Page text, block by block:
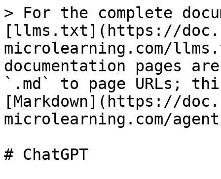
> For the complete
[llms.txt](https://
microlearning.com/
documentation pages
`.md` to page URLs;
[Markdown](https://
microlearning.com/
# ChatGPT